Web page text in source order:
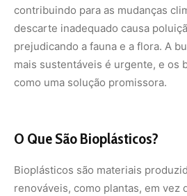
contribuindo para as mudanças
descarte inadequado causa
prejudicando a fauna e a flora. A
mais sustentáveis é urgente, e os
como uma solução promissora.
O Que São Bioplásticos?
Bioplásticos são materiais
renováveis, como plantas, em vez